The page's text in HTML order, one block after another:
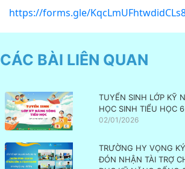
https://forms.gle/
CÁC BÀI LIÊN QUAN
TUYỂN SINH LỚP KỸ
HỌC SINH TIỂU HỌC
02/01/2026
TRƯỜNG HY VỌNG
ĐÓN NHẬN TÀI TRỢ